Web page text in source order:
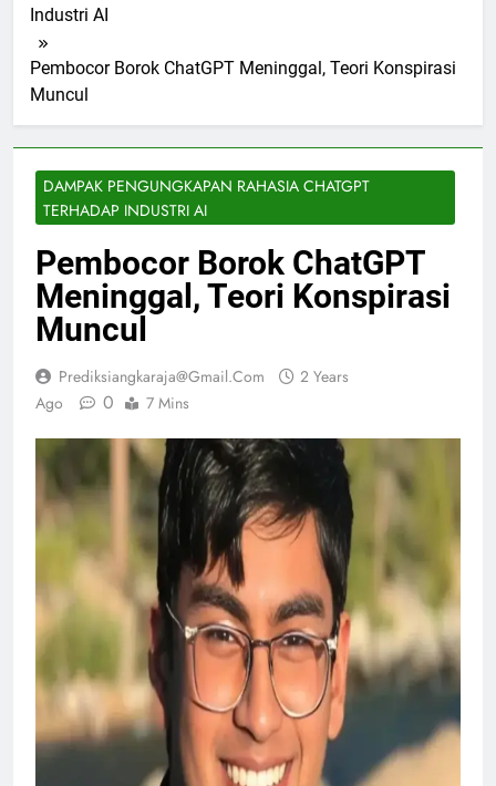
Industri AI
Pembocor Borok ChatGPT Meninggal, Teori Konspirasi
Muncul
DAMPAK PENGUNGKAPAN RAHASIA CHATGPT
TERHADAP INDUSTRI AI
Pembocor Borok ChatGPT
Meninggal, Teori Konspirasi
Muncul
Prediksiangkaraja@gmail.com
2 Years
Ago
0 7 Mins